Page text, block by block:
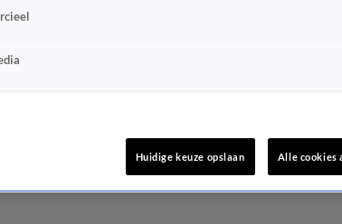
Huidige keuze opslaan Alle cookies